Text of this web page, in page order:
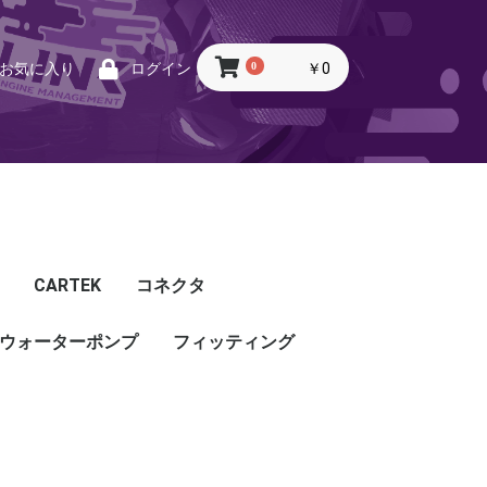
気に入り ログイン 0 ￥0
CARTEK
CARTEK
コネクタ
Lambda
Ignition
Injector
Throttle. Accele
Honda
Subaru
Toyota
Mazda
Mitsubishi
Nissan
Porsche
その他
ウォーターポンプ フィッティング